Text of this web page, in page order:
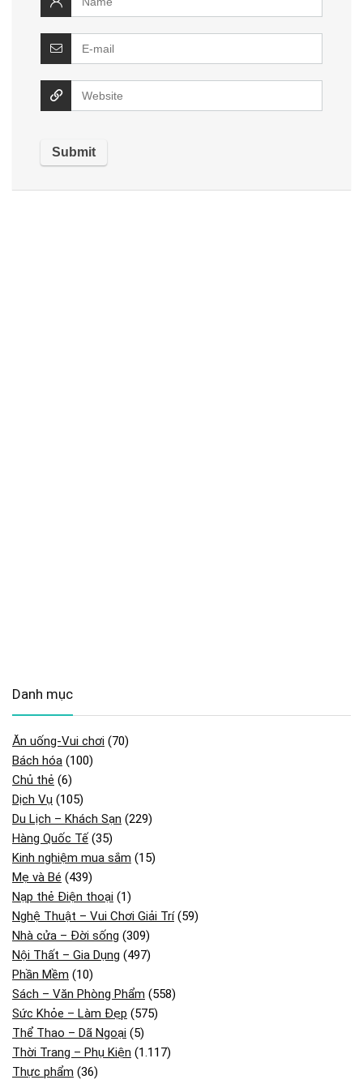
Danh mục
Ăn uống-Vui chơi (70)
Bách hóa (100)
Chủ thẻ (6)
Dịch Vụ (105)
Du Lịch – Khách Sạn (229)
Hàng Quốc Tế (35)
Kinh nghiệm mua sắm (15)
Mẹ và Bé (439)
Nạp thẻ Điện thoại (1)
Nghệ Thuật – Vui Chơi Giải Trí(59)
Nhà cửa – Đời sống (309)
Nội Thất – Gia Dụng (497)
Phần Mềm (10)
Sách – Văn Phòng Phẩm (558)
Sức Khỏe – Làm Đẹp (575)
Thể Thao – Dã Ngoại (5)
Thời Trang – Phụ Kiện (1.117)
Thực phẩm (36)